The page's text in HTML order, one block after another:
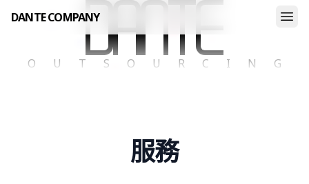
DANTE COMPANY
Dante Company
OUTSOURCING
服務